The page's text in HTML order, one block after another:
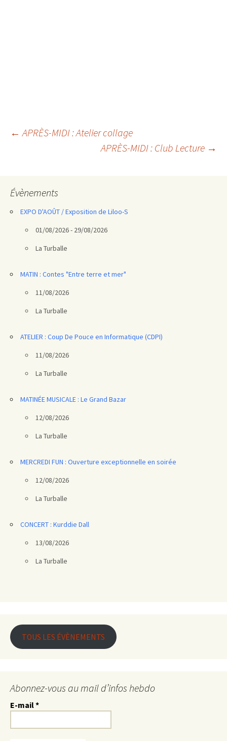
Navigation
← APRÈS-MIDI : Atelier collage
APRÈS-MIDI : Club Lecture →
Évènements
EXPO D'AOÛT / Exposition de Liloo-S
01/08/2026 - 29/08/2026
La Turballe
MATIN : Contes "Entre terre et mer"
11/08/2026
La Turballe
ATELIER : Coup De Pouce en Informatique (CDPI)
11/08/2026
La Turballe
MATINÉE MUSICALE : Le Grand Bazar
12/08/2026
La Turballe
MERCREDI FUN : Ouverture exceptionnelle en soirée
12/08/2026
La Turballe
CONCERT : Kurddie Dall
13/08/2026
La Turballe
TOUS LES ÉVÈNEMENTS
Abonnez-vous au mail d’infos hebdo
E-mail*